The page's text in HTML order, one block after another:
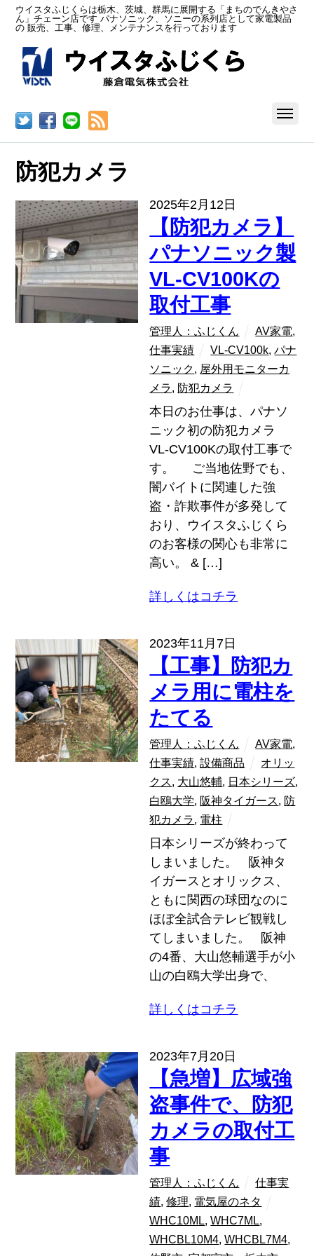
ウイスタふじくらは栃木、茨城、群馬に展開する「まちのでんきやさ
ん」チェーン店です パナソニック、ソニーの系列店として家電製品
の 販売、工事、修理、メンテナンスを行っております
防犯カメラ
2025年2月12日
【防犯カメラ】
パナソニック製
VL-CV100Kの
取付工事
管理人：ふじくん AV家電,
仕事実績
VL-CV100k,パナ
ソニック, 屋外用モニターカ
メラ, 防犯カメラ
本日のお仕事は、パナソ
ニック初の防犯カメラ
VL-CV100Kの取付工事で
す。 ご当地佐野でも、
闇バイトに関連した強
盗・詐欺事件が多発して
おり、ウイスタふじくら
のお客様の関心も非常に
高い。 & […]
詳しくはコチラ
2023年11月7日
【工事】防犯カ
メラ用に電柱を
たてる
管理人：ふじくん AV家電,
仕事実績,設備商品
オリッ
クス, 大山悠輔, 日本シリーズ,
白鴎大学, 阪神タイガース, 防
犯カメラ, 電柱
日本シリーズが終わって
しまいました。 阪神タ
イガースとオリックス、
ともに関西の球団なのに
ほぼ全試合テレビ観戦し
てしまいました。 阪神
の4番、大山悠輔選手が小
山の白鴎大学出身で、
詳しくはコチラ
2023年7月20日
【急増】広域強
盗事件で、防犯
カメラの取付工
事
管理人：ふじくん
仕事実
績,修理, 電気屋のネタ
WHC10ML,WHC7ML,
WHCBL10M4,WHCBL7M4,